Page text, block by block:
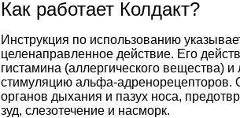
Как работает Колдакт?
Инструкция по использованию
целенаправленное действие. Его
гистамина (аллергического вещества)
стимуляцию альфа-адренорецепторов.
органов дыхания и пазух носа,
зуд, слезотечение и насморк.